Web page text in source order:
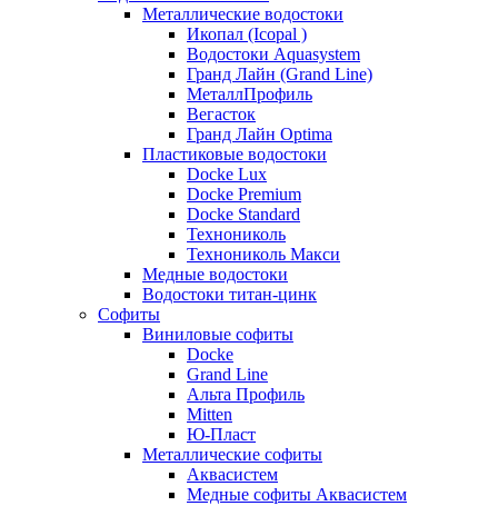
Металлические водостоки
Икопал (Icopal )
Водостоки Aquasystem
Гранд Лайн (Grand Line)
МеталлПрофиль
Вегасток
Гранд Лайн Optima
Пластиковые водостоки
Docke Lux
Docke Premium
Docke Standard
Технониколь
Технониколь Макси
Медные водостоки
Водостоки титан-цинк
Софиты
Виниловые софиты
Docke
Grand Line
Альта Профиль
Mitten
Ю-Пласт
Металлические софиты
Аквасистем
Медные софиты Аквасистем